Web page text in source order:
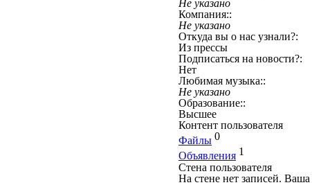
Не указано
Компания::
Не указано
Откуда вы о нас узнали?:
Из прессы
Подписаться на новости?:
Нет
Любимая музыка::
Не указано
Образование::
Высшее
Контент пользователя
Файлы 0
Объявления 1
Стена пользователя
На стене нет записей. Ваша